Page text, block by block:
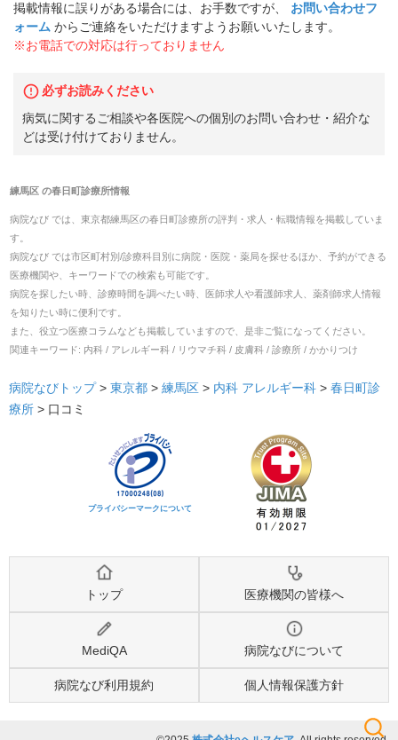
掲載情報に誤りがある場合には、お手数ですが、
お問い合わせフ
ォーム からご連絡をいただけますようお願いいたします。
※お電話での対応は行っておりません
必ずお読みください
病気に関するご相談や各医院への個別のお問い合わせ・紹介な
どは受け付けておりません。
練馬区 の春日町診療所情報
病院なび では、 東京都練馬区の春日町診療所の評判・求人・転職情報を掲載していま
す。
病院なび では市区町村別/診療科目別に病院・医院・薬局を探せるほか、予約ができる
医療機関や、キーワードでの検索も可能です。
病院を探したい時、診療時間を調べたい時、医師求人や看護師求人、薬剤師求人情報
を知りたい時に便利です。
また、役立つ医療コラムなども掲載していますので、是非ご覧になってください。
関連キーワード: 内科 / アレルギー科 / リウマチ科 / 皮膚科 / 診療所 / かかりつけ
病院なびトップ > 東京都 > 練馬区 > 内科 アレルギー科 > 春日町診
療所 > 口コミ
プライバシーマークについて
トップ 医療機関の皆様へ
MediQA 病院なびについて
病院なび利用規約 個人情報保護方針